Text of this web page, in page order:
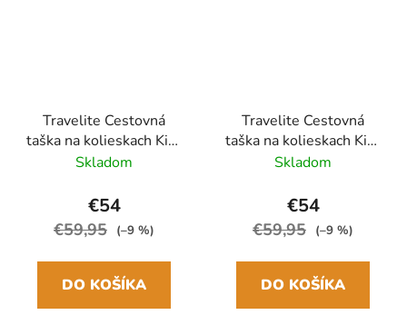
Travelite Cestovná
taška na kolieskach Kick
Off 55cm Zelená Sage
Skladom
€54
€59,95 (–9 %)
DO KOŠÍKA
Travelite Cestovná
taška na kolieskach Kick
Off S Modrá Petrol
Skladom
€54
€59,95 (–9 %)
DO KOŠÍKA